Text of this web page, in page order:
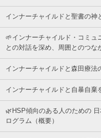
インナーチャイルドと聖書の神
🌱インナーチャイルド・コミ
との対話を深め、周囲とのつ
インナーチャイルドと森田療法
インナーチャイルドと自暴自棄
🌿HSP傾向のある人のための
ログラム（概要）